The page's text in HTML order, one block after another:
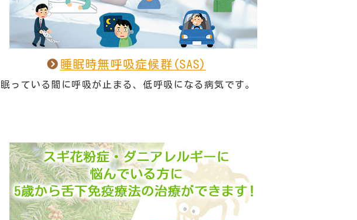
睡眠時無呼吸症候群(SAS)
眠っている間に呼吸が止まる、低呼吸になる病気です。